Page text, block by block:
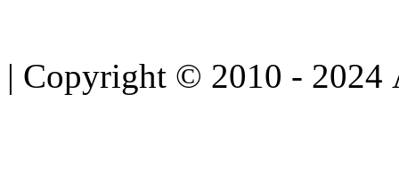
| Copyright © 2010 - 2024